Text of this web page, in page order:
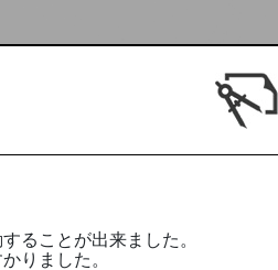
ることが出来ました。
りました。